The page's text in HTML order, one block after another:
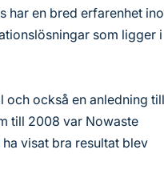
har en bred erfarenhet
som ligger i
och också en anledning
till 2008 var Nowaste
visat bra resultat blev